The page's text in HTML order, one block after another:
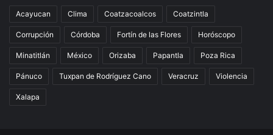
Acayucan Clima Coatzacoalcos Coatzintla
Corrupción Córdoba Fortín de las Flores Horóscopo
Minatitlán México Orizaba Papantla Poza Rica
Pánuco Tuxpan de Rodríguez Cano Veracruz Violencia
Xalapa